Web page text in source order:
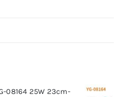
08164 25W 23cm-